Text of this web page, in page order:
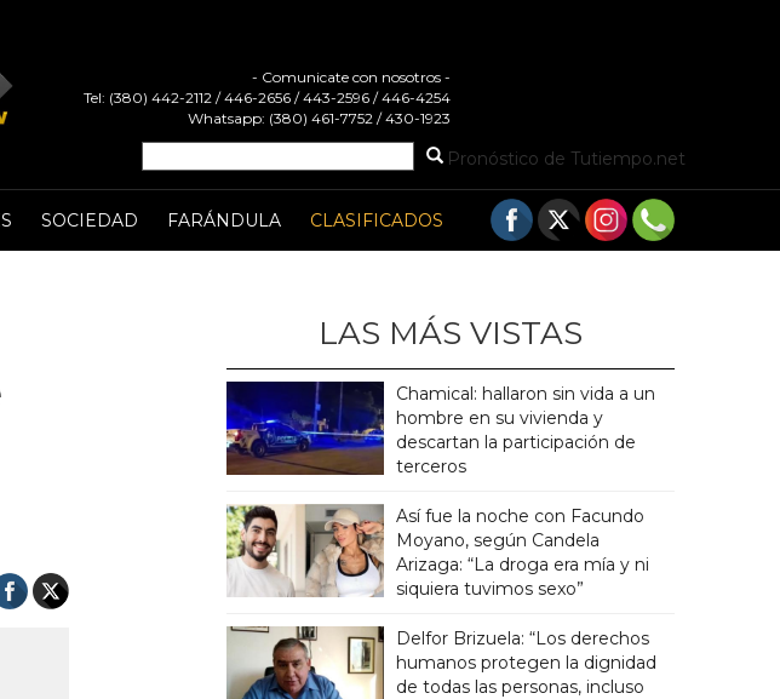
- Comunicate con nosotros -
Tel: (380) 442-2112 / 446-2656 / 443-2596 / 446-4254
Whatsapp: (380) 461-7752 / 430-1923
Pronóstico de Tutiempo.net
SOCIEDAD FARÁNDULA CLASIFICADOS
LAS MÁS VISTAS
Chamical: hallaron sin vida a un
hombre en su vivienda y
descartan la participación de
terceros
Así fue la noche con Facundo
Moyano, según Candela
Arizaga: “La droga era mía y ni
siquiera tuvimos sexo”
Delfor Brizuela: “Los derechos
humanos protegen la dignidad
de todas las personas, incluso